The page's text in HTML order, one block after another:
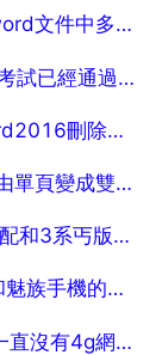
如何刪除word文件中多餘的回車方法和技巧總結
二級c語言考試已經通過了 怎麼拿到我的證書
怎麼在word2016刪除空白頁？
word文件由單頁變成雙頁顯示並且頁面寬度不一致
寶馬1系頂配和3系丐版怎麼抉擇
蘋果手機和魅族手機的卡大小一樣嗎
魅族MX4一直沒有4g網路怎麼辦， 詳細一點 謝謝！！！ 10